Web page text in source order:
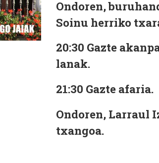
Ondoren,
Soinu herriko
20:30 Gazte
lanak.
21:30 Gazte afaria.
Ondoren, Larraul
txangoa.